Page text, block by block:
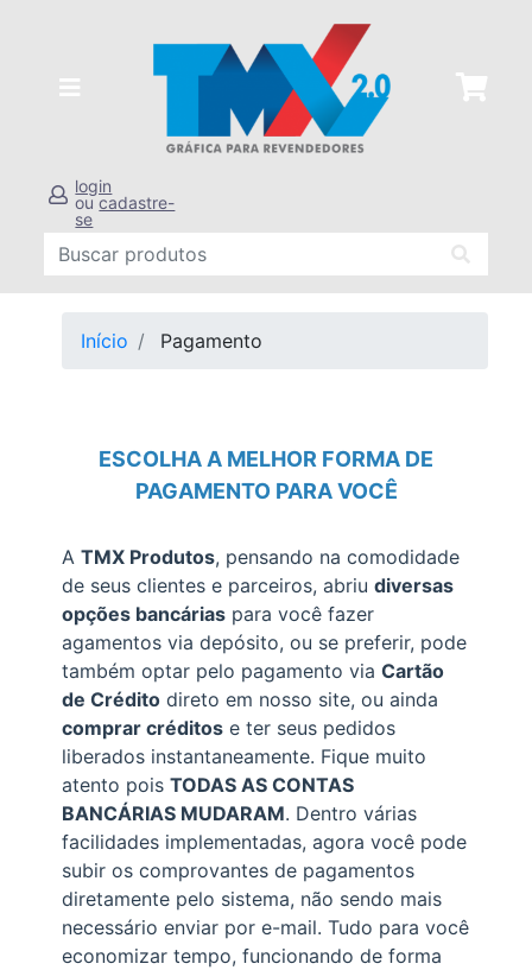
login
oucadastre-
se
Início Pagamento
ESCOLHA A MELHOR FORMA DE
PAGAMENTO PARA VOCÊ
ATMX Produtos, pensando na comodidade
de seus clientes e parceiros, abriudiversas
opções bancárias para você fazer
agamentos via depósito, ou se preferir, pode
também optar pelo pagamento viaCartão
de Crédito direto em nosso site, ou ainda
comprar créditos e ter seus pedidos
liberados instantaneamente. Fique muito
atento poisTODAS AS CONTAS
BANCÁRIAS MUDARAM. Dentro várias
facilidades implementadas, agora você pode
subir os comprovantes de pagamentos
diretamente pelo sistema, não sendo mais
necessário enviar por e-mail. Tudo para você
economizar tempo, funcionando de forma